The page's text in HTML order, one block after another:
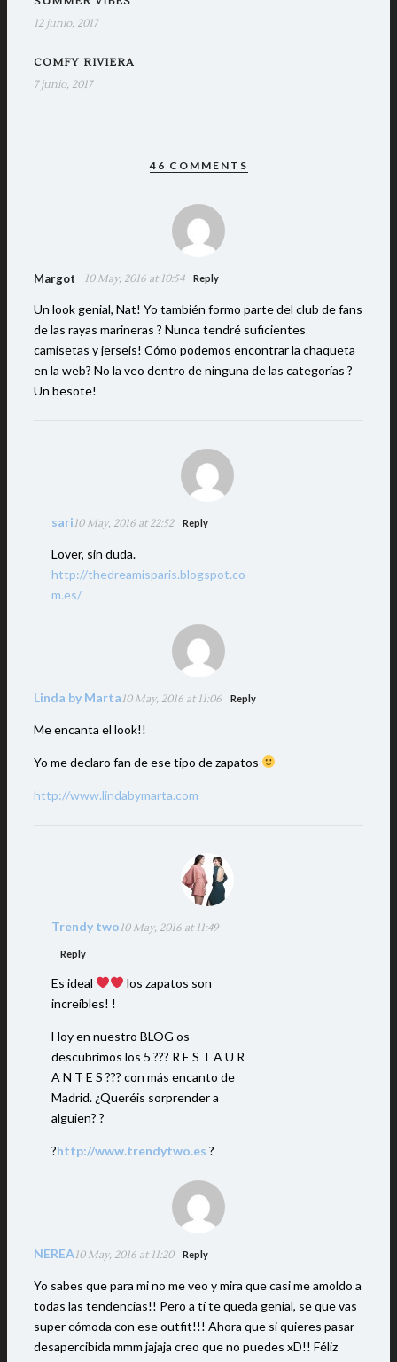
12 junio, 2017
COMFY RIVIERA
7 junio, 2017
46 COMMENTS
Margot 10 May, 2016 at 10:54 Reply
Un look genial, Nat! Yo también formo parte del club de fans
de las rayas marineras ? Nunca tendré suficientes
camisetas y jerseis! Cómo podemos encontrar la chaqueta
en la web? No la veo dentro de ninguna de las categorías ?
Un besote!
sari10 May, 2016 at 22:52 Reply
Lover, sin duda.
http://thedreamisparis.blogspot.co
m.es/
Linda by Marta10 May, 2016 at 11:06 Reply
Me encanta el look!!
Yo me declaro fan de ese tipo de zapatos
http://www.lindabymarta.com
Trendy two10 May, 2016 at 11:49
Reply
Es ideal
los zapatos son
increíbles! !
Hoy en nuestro BLOG os
descubrimos los 5 ??? R E S T A U R
A N T E S ??? con más encanto de
Madrid. ¿Queréis sorprender a
alguien? ?
?http://www.trendytwo.es ?
NEREA10 May, 2016 at 11:20 Reply
Yo sabes que para mi no me veo y mira que casi me amoldo a
todas las tendencias!! Pero a tí te queda genial, se que vas
super cómoda con ese outfit!!! Ahora que si quieres pasar
desapercibida mmm jajaja creo que no puedes xD!! Féliz